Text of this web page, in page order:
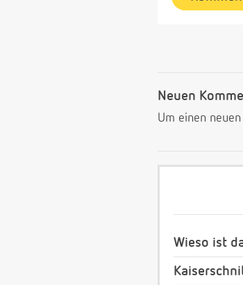
Neuen
Um einen
Wieso ist